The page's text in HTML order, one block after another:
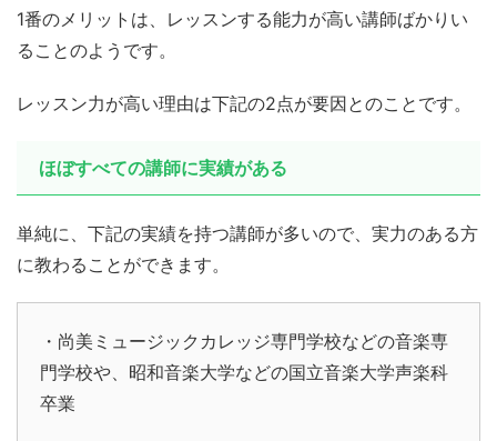
1番のメリットは、レッスンする能力が高い講師ばかりい
ることのようです。
レッスン力が高い理由は下記の2点が要因とのことです。
ほぼすべての講師に実績がある
単純に、下記の実績を持つ講師が多いので、実力のある方
に教わることができます。
・尚美ミュージックカレッジ専門学校などの音楽専
門学校や、昭和音楽大学などの国立音楽大学声楽科
卒業